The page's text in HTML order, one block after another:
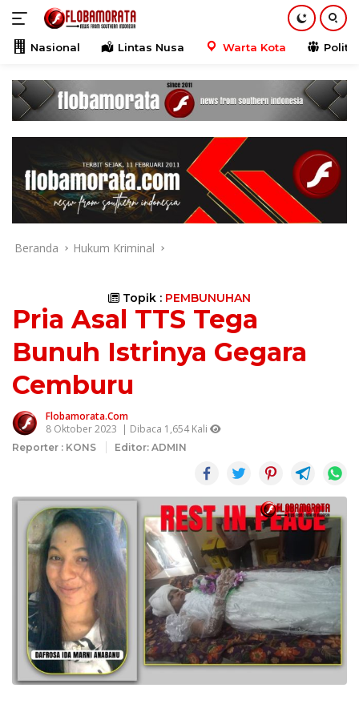
Langsung
kontenNasional Lintas Nusa Warta Kota Politik
Beranda Hukum Kriminal
Topik : PEMBUNUHAN
Pria Asal TTS Tega
Bunuh Istrinya Gegara
Cemburu
Flobamorata.com
8 Oktober 2023 | Dibaca 1,654 Kali
Reporter : KONS Editor: ADMIN